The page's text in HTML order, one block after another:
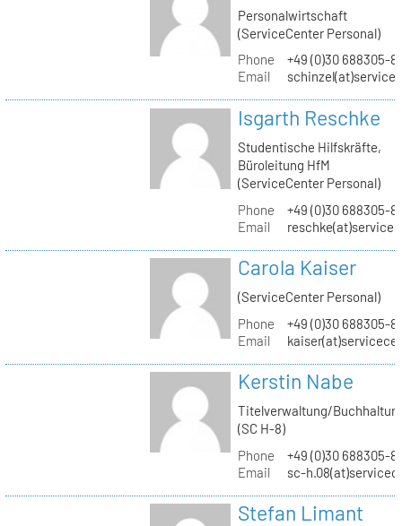
Personalwirtschaft
(ServiceCenter Personal)
Phone
+49 (0)30 688305-
Email
Isgarth Reschke
Studentische Hilfskräfte,
Büroleitung HfM
(ServiceCenter Personal)
Phone
+49 (0)30 688305-
Email
Carola Kaiser
(ServiceCenter Personal)
Phone
+49 (0)30 688305-
Email
Kerstin Nabe
Titelverwaltung/
(SC H-8)
Phone
+49 (0)30 688305-
Email
sc-
Stefan Limant